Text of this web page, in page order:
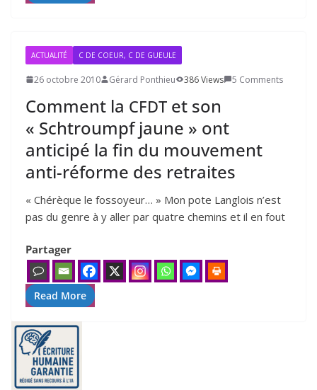
ACTUALITÉ C DE COEUR, C DE GUEULE
26 octobre 2010 Gérard Ponthieu 386 Views 5 Comments
Comment la CFDT et son
« Schtroumpf jaune » ont
anticipé la fin du mouvement
anti-réforme des retraites
« Chérèque le fos­soyeur… » Mon pote Langlois n’est
pas du genre à y aller par quatre che­mins et il en fout
Partager
Read More